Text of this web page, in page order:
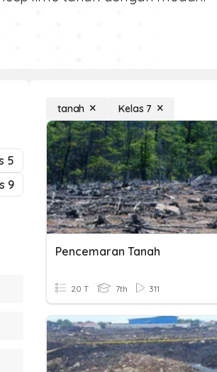
5
9
tanah Kelas 7
Pencemaran Tanah
20 T 7th 311